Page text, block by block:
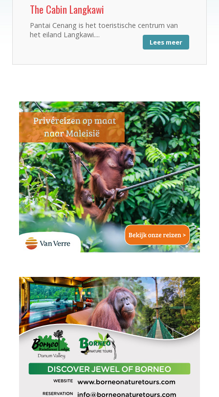
The Cabin Langkawi
Pantai Cenang is het toeristische centrum van
het eiland Langkawi....
Lees meer